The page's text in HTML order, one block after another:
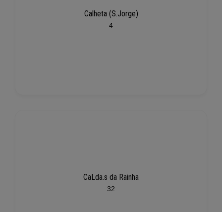
Calheta (S.Jorge)
4
CaLda.s da Rainha
32